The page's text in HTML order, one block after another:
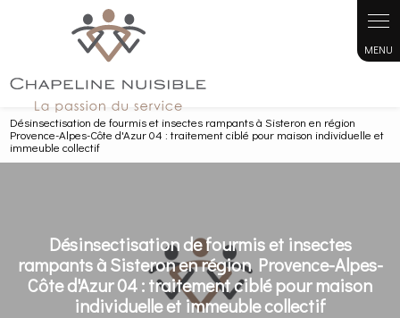
Désinsectisation de fourmis et insectes rampants à Sisteron en région
Provence-Alpes-Côte d'Azur 04 : traitement ciblé pour maison individuelle et
immeuble collectif
Désinsectisation de fourmis et insectes
rampants à Sisteron en région Provence-Alpes-
Côte d'Azur 04 : traitement ciblé pour maison
individuelle et immeuble collectif
Panneau de gestion des cookies